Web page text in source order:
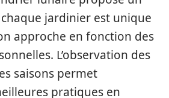
jardinier est unique
approche en fonction des
L’observation des
saisons permet
pratiques en